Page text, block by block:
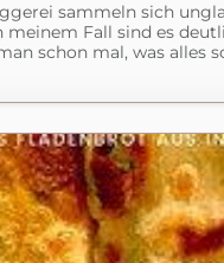
sammeln sich
meinem Fall sind es
schon mal, was alles